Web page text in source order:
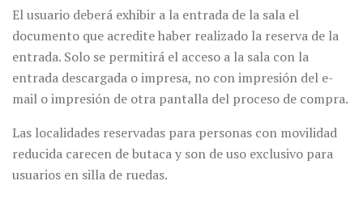
El usuario deberá exhibir a la entrada de la sala el
documento que acredite haber realizado la reserva de la
entrada. Solo se permitirá el acceso a la sala con la
entrada descargada o impresa, no con impresión del e-
mail o impresión de otra pantalla del proceso de compra.
Las localidades reservadas para personas con movilidad
reducida carecen de butaca y son de uso exclusivo para
usuarios en silla de ruedas.